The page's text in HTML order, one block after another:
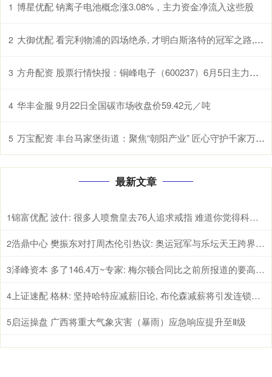
1 博星优配 钠离子电池概念涨3.08%，主力资金净流入这些股
2 大御优配 看完利物浦的四场绝杀, 才明白斯洛特的冠军之路, 有多么惊险
3 方舟配资 股票行情快报：铜峰电子（600237）6月5日主力资金净卖出574.91万元
4 华丰金服 9月22日全国碳市场收盘价59.42元／吨
5 万宝配资 丰台马家堡街道：聚焦“朝阳产业” 匠心守护千家万户幸福梦
最新文章
1 锦富优配 波什: 很多人喷詹皇去76人追求戒指 难道你觉得科比乔丹就不追总冠军了
2 浩鼎中心 樊振东对打周杰伦引热议: 奥运冠军与乐坛天王跨界互动背后体育破圈的真因
3 泽峰资本 多了146.4万~专家: 梅尔顿合同比之前所报道的要高 为2年1246.4万
4 上证速配 格林: 坚持哈特应减薪旧论, 布伦森减薪将引发连锁反应
5启运操盘 广西将重大气象灾害（暴雨）应急响应提升至Ⅱ级